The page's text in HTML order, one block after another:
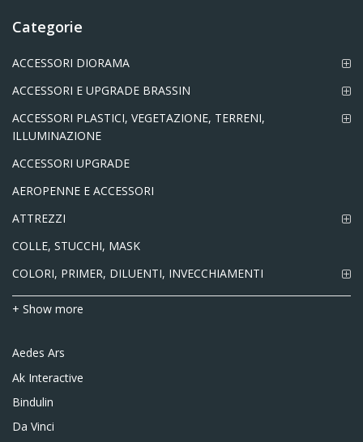
Categorie
ACCESSORI DIORAMA
ACCESSORI E UPGRADE BRASSIN
ACCESSORI PLASTICI, VEGETAZIONE, TERRENI,
ILLUMINAZIONE
ACCESSORI UPGRADE
AEROPENNE E ACCESSORI
ATTREZZI
COLLE, STUCCHI, MASK
COLORI, PRIMER, DILUENTI, INVECCHIAMENTI
+ Show more
Aedes Ars
Ak Interactive
Bindulin
Da Vinci